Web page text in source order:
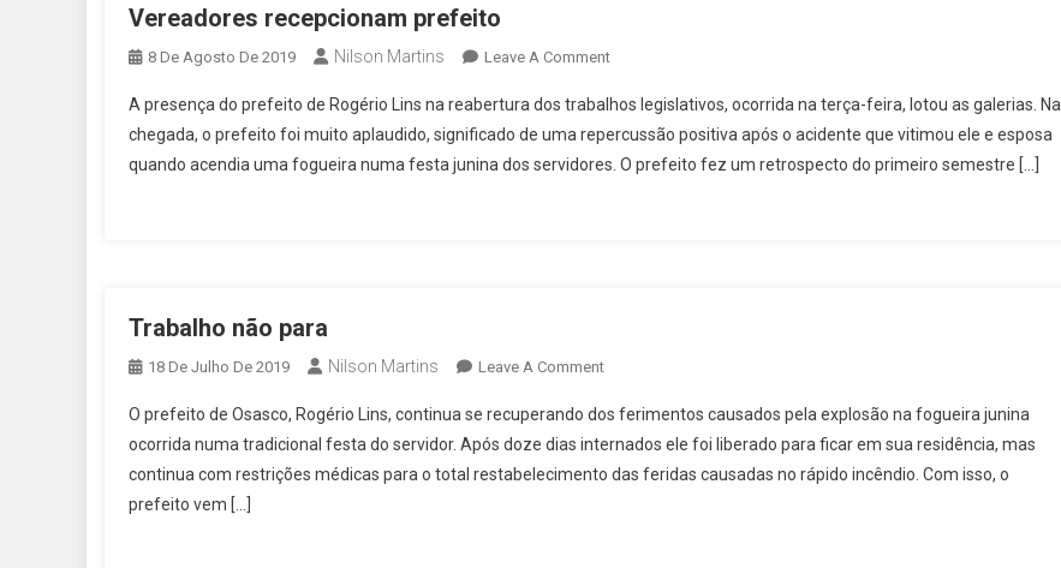
Vereadores recepcionam prefeito
8 De Agosto De 2019 Nilson Martins Leave A CommentOn
Recepcionam
Prefeito
A presença do prefeito de Rogério Lins na reabertura dos trabalhos legislativos, ocorrida na terça-feira, lotou as galerias. Na
chegada, o prefeito foi muito aplaudido, significado de uma repercussão positiva após o acidente que vitimou ele e esposa
quando acendia uma fogueira numa festa junina dos servidores. O prefeito fez um retrospecto do primeiro semestre […]
Trabalho não para
18 De Julho De 2019 Nilson Martins Leave A CommentOn
Não
Para
O prefeito de Osasco, Rogério Lins, continua se recuperando dos ferimentos causados pela explosão na fogueira junina
ocorrida numa tradicional festa do servidor. Após doze dias internados ele foi liberado para ficar em sua residência, mas
continua com restrições médicas para o total restabelecimento das feridas causadas no rápido incêndio. Com isso, o
prefeito vem […]